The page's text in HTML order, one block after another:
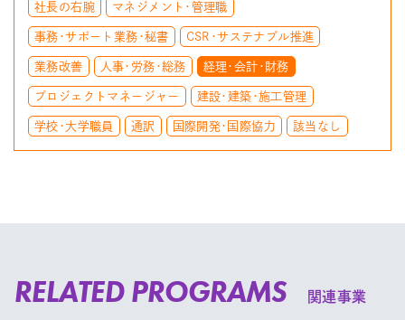
社長の右腕 マネジメント・管理職
事務・サポート業務・秘書 CSR・サステナブル推進
業務改善 人事・労務・総務 経理・会計・財務
プロジェクトマネージャー 建設・建築・施工管理
学校・大学職員 通訳 国際開発・国際協力 該当なし
RELATED PROGRAMS 関連事業